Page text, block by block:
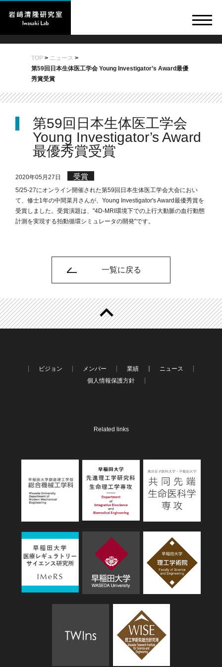
TOP> ニュース >
第59回日本生体医工学会 Young Investigator’s Award最優
秀賞受賞
第59回日本生体医工学会
Young Investigator’s Award
最優秀賞受賞
2020年05月27日 受賞
5/25-27にオンライン開催された第59回日本生体医工学会大会におい
て、修士1年の中間菜月さんが、Young Investigator's Award最優秀賞を
受賞しました。受賞演題は、"4D-MRI環境下での上行大動脈の血行動態
計測を実現する拍動循環シミュレータの開発"です。
一覧に戻る
ビジョン メンバー 業績
ニュース
個人情報保護方針
Related links